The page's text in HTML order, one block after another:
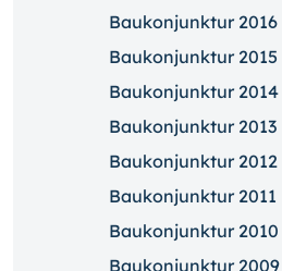
Baukonjunktur 2016
Baukonjunktur 2015
Baukonjunktur 2014
Baukonjunktur 2013
Baukonjunktur 2012
Baukonjunktur 2011
Baukonjunktur 2010
Baukonjunktur 2009